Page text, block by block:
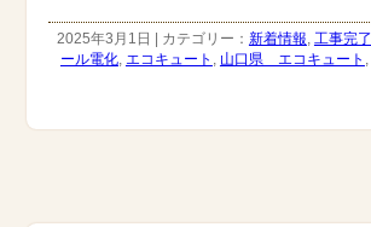
2025年3月1日 | カテゴリー： 新着情報, 工事完了
ール電化, エコキュート , 山口県 エコキュート ,